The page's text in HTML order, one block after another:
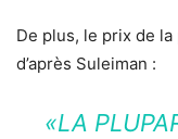
De plus, le prix de
d’après Suleiman :
«LA